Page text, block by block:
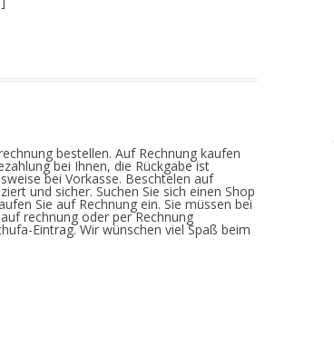
bestellen. Auf Rechnung kaufen
bei Ihnen, die Rückgabe ist
bei Vorkasse. Beschtelen auf
und sicher. Suchen Sie sich einen Shop
Sie auf Rechnung ein. Sie müssen bei
rechnung oder per Rechnung
Eintrag. Wir wünschen viel Spaß beim